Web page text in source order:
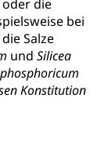
die
bei
Salze
und Silicea
Konstitution